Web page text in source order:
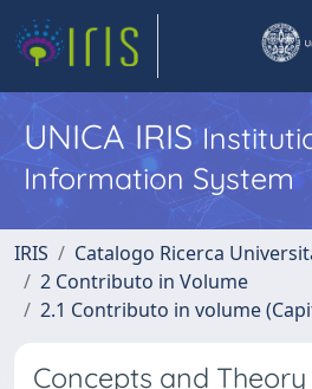
UNICA IRIS
Information System
IRIS
Catalogo Ricerca
2 Contributo in Volume
2.1 Contributo in volume
Concepts and